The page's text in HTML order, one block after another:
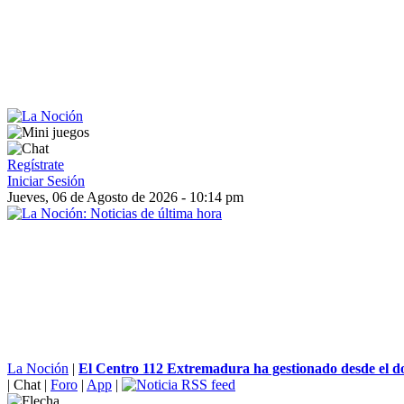
Regístrate
Iniciar Sesión
Jueves, 06 de Agosto de 2026 - 10:14 pm
La Noción | El Centro 112 Extremadura ha gestionado desde el
| Chat | Foro | App |